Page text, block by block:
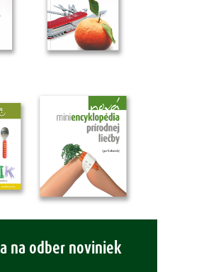
na odber noviniek